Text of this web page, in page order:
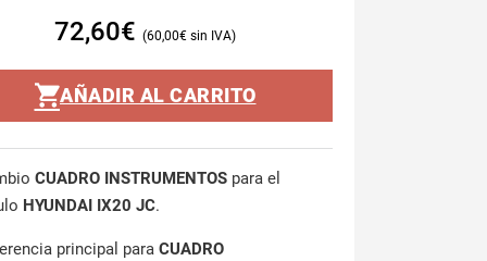
72,60€ 60,00€
AÑADIR AL CARRITO
CUADRO INSTRUMENTOS para el
HYUNDAI IX20 JC.
principal para CUADRO